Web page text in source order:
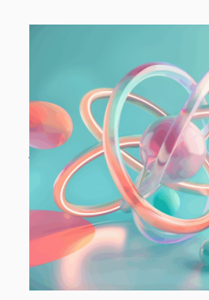
Cohérence de
marque : Contenu
multi-équipes sans
faille